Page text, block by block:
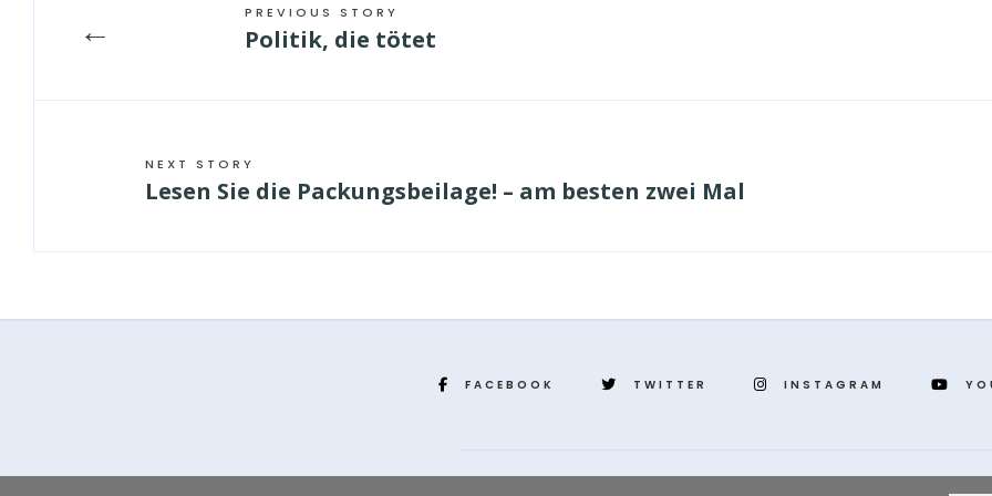
← PREVIOUS STORY
Politik, die tötet
NEXT STORY
Lesen Sie die Packungsbeilage! – am besten zwei Mal
FACEBOOK TWITTER INSTAGRAM